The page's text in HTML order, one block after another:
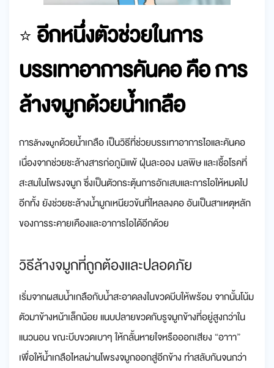
⭐ อีกหนึ่งตัวช่วยในการ
บรรเทาอาการคันคอ คือ การ
ล้างจมูกด้วยน้ำเกลือ
การล้างจมูกด้วยน้ำเกลือ เป็นวิธีที่ช่วยบรรเทาอาการไอและคันคอ
เนื่องจากช่วยชะล้างสารก่อภูมิแพ้ ฝุ่นละออง มลพิษ และเชื้อโรคที่
สะสมในโพรงจมูก ซึ่งเป็นตัวกระตุ้นการอักเสบและการไอให้หมดไป
อีกทั้ง ยังช่วยชะล้างน้ำมูกเหนียวข้นที่ไหลลงคอ อันเป็นสาเหตุหลัก
ของการระคายเคืองและอาการไอได้อีกด้วย
วิธีล้างจมูกที่ถูกต้องและปลอดภัย
เริ่มจากผสมน้ำเกลือกับน้ำสะอาดลงในขวดบีบให้พร้อม จากนั้นโน้ม
ตัวมาข้างหน้าเล็กน้อย แนบปลายขวดกับรูจมูกข้างที่อยู่สูงกว่าใน
แนวนอน ขณะบีบขวดเบาๆ ให้กลั้นหายใจหรือออกเสียง “อาาา”
เพื่อให้น้ำเกลือไหลผ่านโพรงจมูกออกสู่อีกข้าง ทำสลับกันจนกว่า